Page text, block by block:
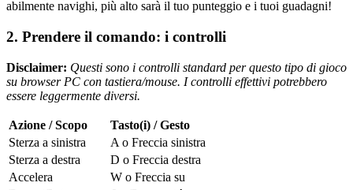
abilmente navighi, più alto sarà il tuo punteggio e i tuoi guadagni!
2. Prendere il comando: i controlli
Disclaimer: Questi sono i controlli standard per questo tipo di gioco
su browser PC con tastiera/mouse. I controlli effettivi potrebbero
essere leggermente diversi.
Azione / Scopo
Tasto(i) / Gesto
Sterza a sinistra
A o Freccia sinistra
Sterza a destra
D o Freccia destra
Accelera
W o Freccia su